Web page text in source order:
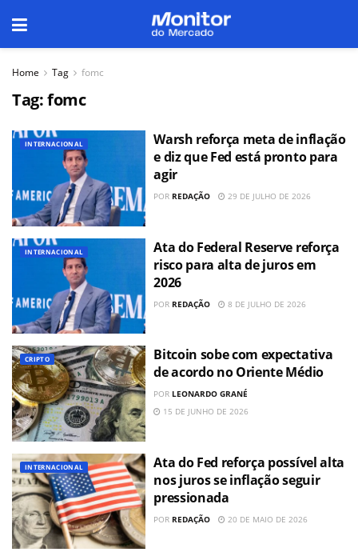
Home Tag fomc
Tag:fomc
INTERNACIONAL
Warsh reforça meta de inflação
e diz que Fed está pronto para
agir
POR REDAÇÃO 29 DE JULHO DE 2026
INTERNACIONAL
Ata do Federal Reserve reforça
risco para alta de juros em
2026
POR REDAÇÃO 8 DE JULHO DE 2026
CRIPTO
Bitcoin sobe com expectativa
de acordo no Oriente Médio
POR LEONARDO GRANÉ
15 DE JUNHO DE 2026
INTERNACIONAL
Ata do Fed reforça possível alta
nos juros se inflação seguir
pressionada
POR REDAÇÃO 20 DE MAIO DE 2026